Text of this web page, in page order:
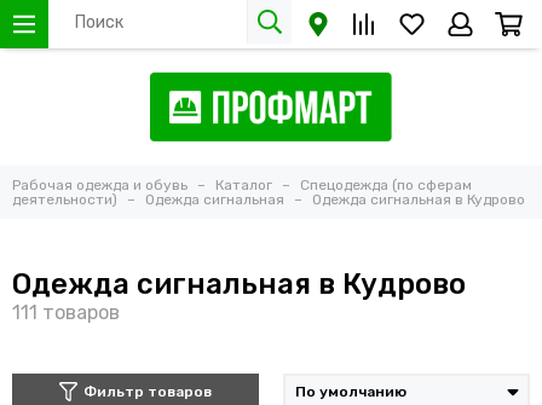
Рабочая одежда и обувь Каталог
Спецодежда (по сферам
деятельности)
Одежда сигнальная Одежда сигнальная в Кудрово
Одежда сигнальная в Кудрово
Фильтр товаров